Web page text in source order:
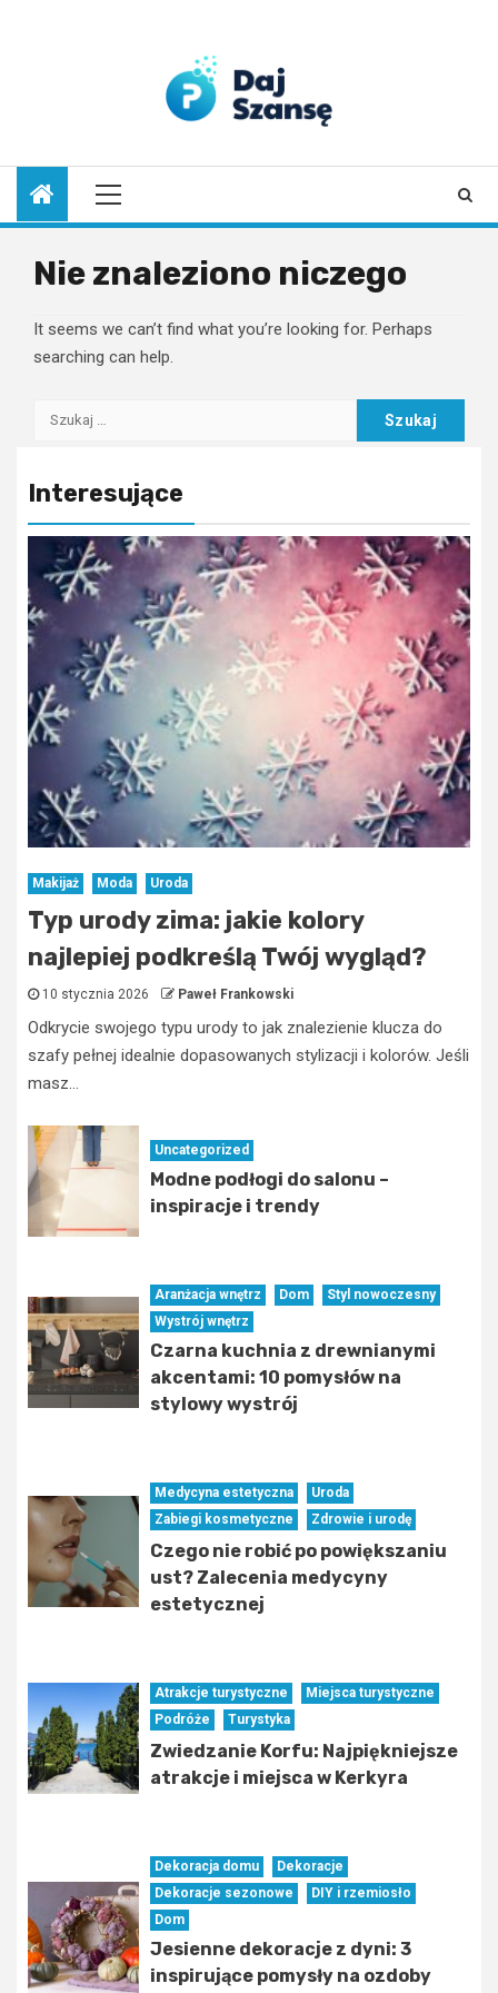
Primary
Menu
Nie znaleziono niczego
It seems we can’t find what you’re looking for. Perhaps
searching can help.
Szukaj:
Interesujące
Makijaż Moda Uroda
Typ urody zima: jakie kolory
najlepiej podkreślą Twój wygląd?
10 stycznia 2026 Paweł Frankowski
Odkrycie swojego typu urody to jak znalezienie klucza do
szafy pełnej idealnie dopasowanych stylizacji i kolorów. Jeśli
masz...
Uncategorized
Modne podłogi do salonu –
inspiracje i trendy
Aranżacja wnętrz Dom
Styl nowoczesny
Wystrój wnętrz
Czarna kuchnia z drewnianymi
akcentami: 10 pomysłów na
stylowy wystrój
Medycyna estetyczna
Uroda
Zabiegi kosmetyczne
Zdrowie i urodę
Czego nie robić po powiększaniu
ust? Zalecenia medycyny
estetycznej
Atrakcje turystyczne
Miejsca turystyczne
Podróże
Turystyka
Zwiedzanie Korfu: Najpiękniejsze
atrakcje i miejsca w Kerkyra
Dekoracja domu
Dekoracje
Dekoracje sezonowe
DIY i rzemiosło
Dom
Jesienne dekoracje z dyni: 3
inspirujące pomysły na ozdoby